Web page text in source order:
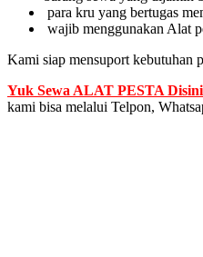
para kru yang bertugas
wajib menggunakan Alat
Kami siap mensuport kebutuhan
Yuk Sewa ALAT PESTA
kami bisa melalui Telpon,